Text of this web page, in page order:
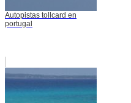
Autopistas tollcard en
portugal